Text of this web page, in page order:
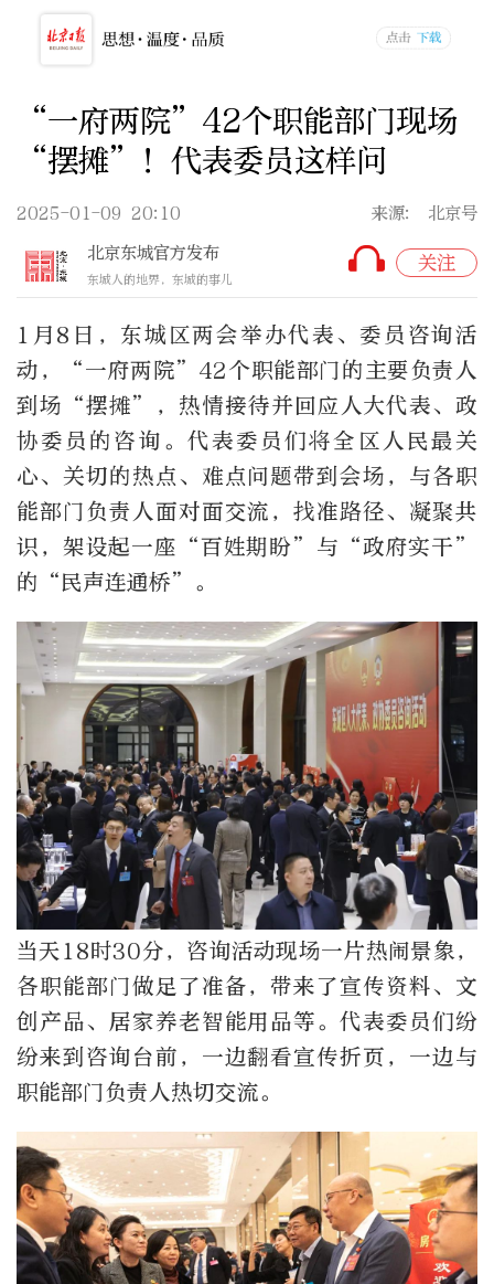
“一府两院”42个职能部门现场
“摆摊”！代表委员这样问
2025-01-09 20:10
来源: 北京号
北京东城官方发布
东城人的地界，东城的事儿
关注
1月8日，东城区两会举办代表、委员咨询活
动，“一府两院”42个职能部门的主要负责人
到场“摆摊”，热情接待并回应人大代表、政
协委员的咨询。代表委员们将全区人民最关
心、关切的热点、难点问题带到会场，与各职
能部门负责人面对面交流，找准路径、凝聚共
识，架设起一座“百姓期盼”与“政府实干”
的“民声连通桥”。
当天18时30分，咨询活动现场一片热闹景象，
各职能部门做足了准备，带来了宣传资料、文
创产品、居家养老智能用品等。代表委员们纷
纷来到咨询台前，一边翻看宣传折页，一边与
职能部门负责人热切交流。